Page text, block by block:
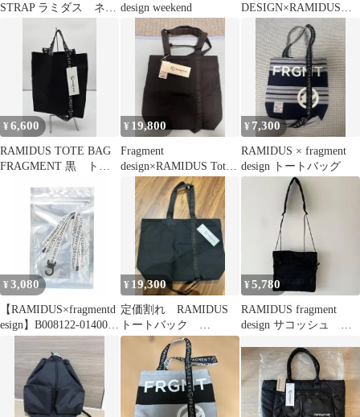
STRAP ラミダス ネッ design weekend
DESIGN×RAMIDUS
2WAY BOSTON BAG
¥6,600
RAMIDUS TOTE BAG
FRAGMENT 黒 トー
¥ 19,800
Fragment
design×RAMIDUS Tote
BAG (M)
¥ 7,300
RAMIDUS × fragment
design トートバッグ
¥ 3,080
【RAMIDUS×fragmentd
esign】B008122-01400
STRAP WHITE
¥ 19,300
定価割れ RAMIDUS
トートバック
fragment
¥5,780
RAMIDUS fragment
design サコッシュ バ